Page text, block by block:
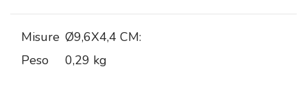
Misure Ø9,6X4,4 CM:
Peso
0,29 kg